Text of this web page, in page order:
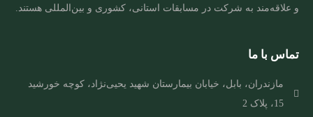
و علاقه‌مند به شرکت در مسابقات استانی، کشوری و بین‌المللی هستند.
تماس با ما
مازندران، بابل، خیابان بیمارستان شهید یحیی‌نژاد، کوچه خورشید
15، پلاک 2